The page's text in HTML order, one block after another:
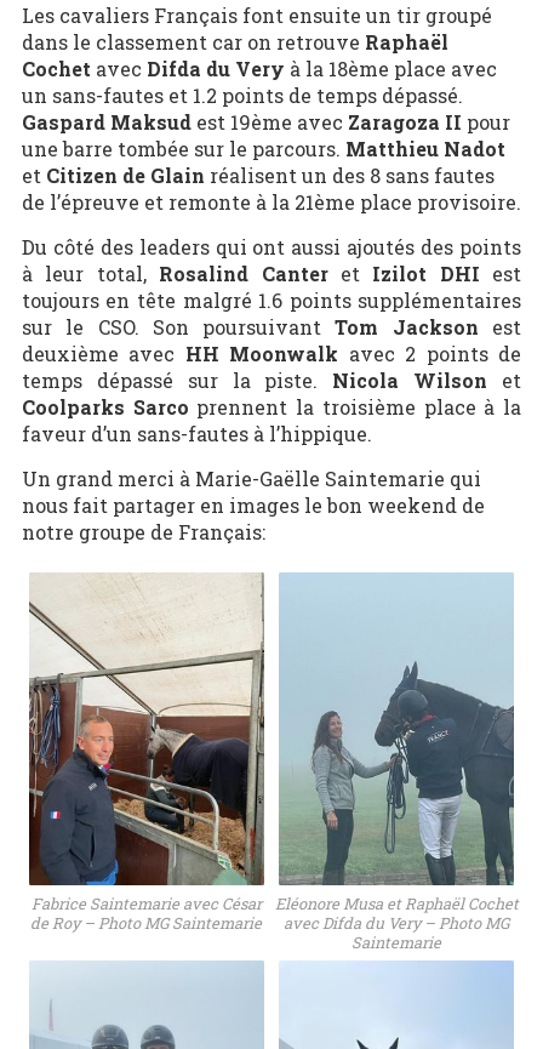
Les cavaliers Français font ensuite un tir groupé
dans le classement car on retrouve Raphaël
Cochet avec Difda du Very à la 18ème place avec
un sans-fautes et 1.2 points de temps dépassé.
Gaspard Maksudest 19ème avec Zaragoza II pour
une barre tombée sur le parcours. Matthieu Nadot
et Citizen de Glain réalisent un des 8 sans fautes
de l’épreuve et remonte à la 21ème place provisoire.
Du côté des leaders qui ont aussi ajoutés des points
à leur total, Rosalind Canteret Izilot DHI est
toujours en tête malgré 1.6 points supplémentaires
sur le CSO. Son poursuivant Tom Jackson est
deuxième avec HH Moonwalk avec 2 points de
temps dépassé sur la piste. Nicola Wilson et
Coolparks Sarco prennent la troisième place à la
faveur d’un sans-fautes à l’hippique.
Un grand merci à Marie-Gaëlle Saintemarie qui
nous fait partager en images le bon weekend de
notre groupe de Français:
Fabrice Saintemarie avec César
de Roy – Photo MG Saintemarie
Eléonore Musa et Raphaël Cochet
avec Difda du Very – Photo MG
Saintemarie